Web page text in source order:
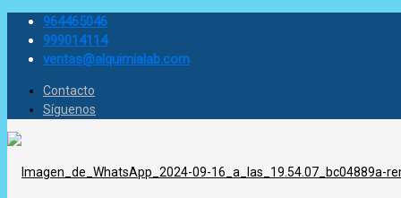
964465046
999014114
ventas@alquimialab.com
Contacto
Síguenos